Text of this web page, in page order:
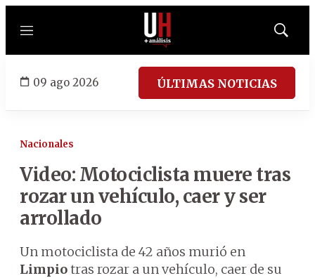
Menú
Mostrar
09 ago 2026 ÚLTIMAS NOTICIAS
Nacionales
Video: Motociclista muere tras
rozar un vehículo, caer y ser
arrollado
Un motociclista de 42 años murió en
Limpiotras rozar a un vehículo, caer de su